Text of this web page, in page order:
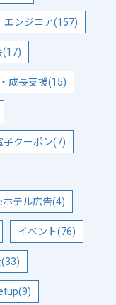
エンジニア(157)
(17)
成長支援(15)
クーポン(7)
ホテル広告(4)
イベント(76)